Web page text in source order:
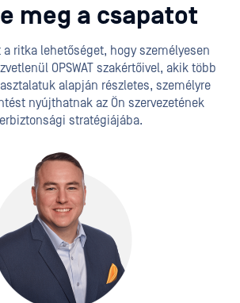
meg a csapatot
a ritka lehetőséget, hogy személyesen
OPSWAT szakértőivel, akik több
alapján részletes, személyre
nyújthatnak az Ön szervezetének
stratégiájába.